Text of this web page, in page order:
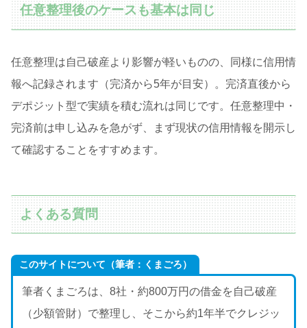
任意整理後のケースも基本は同じ
任意整理は自己破産より影響が軽いものの、同様に信用情
報へ記録されます（完済から5年が目安）。完済直後から
デポジット型で実績を積む流れは同じです。任意整理中・
完済前は申し込みを急がず、まず現状の信用情報を開示し
て確認することをすすめます。
よくある質問
このサイトについて（筆者：くまごろ）
筆者くまごろは、8社・約800万円の借金を自己破産
（少額管財）で整理し、そこから約1年半でクレジッ